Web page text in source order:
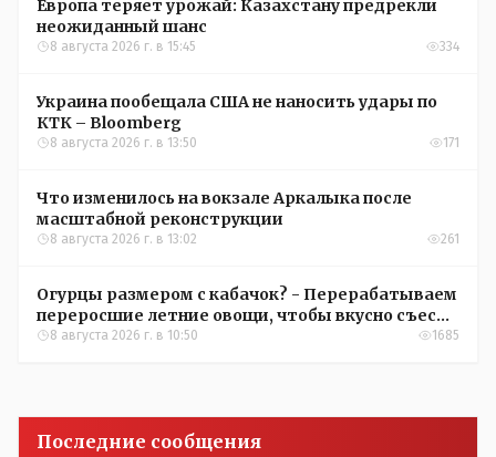
Европа теряет урожай: Казахстану предрекли
неожиданный шанс
8 августа 2026 г. в 15:45 334
Украина пообещала США не наносить удары по
КТК – Bloomberg
8 августа 2026 г. в 13:50 171
Что изменилось на вокзале Аркалыка после
масштабной реконструкции
8 августа 2026 г. в 13:02 261
Огурцы размером с кабачок? - Перерабатываем
переросшие летние овощи, чтобы вкусно съесть
зимой
8 августа 2026 г. в 10:50 1685
Последние сообщения